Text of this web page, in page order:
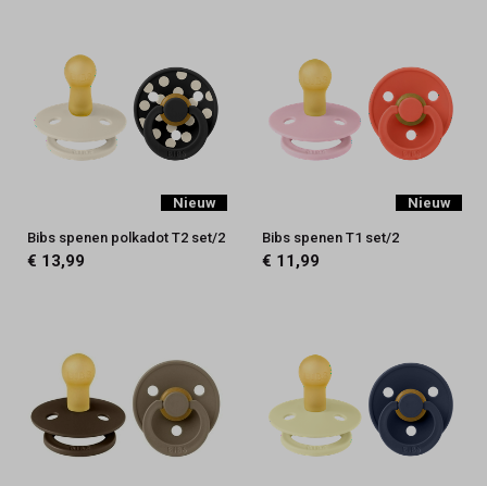
Nieuw
Bibs spenen polkadot T2 set/2
€ 13,99
Nieuw
Bibs spenen T1 set/2
€ 11,99